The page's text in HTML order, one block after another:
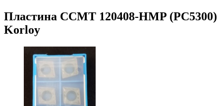
Пластина CCMT 120408-HMP (PC5300)
Korloy